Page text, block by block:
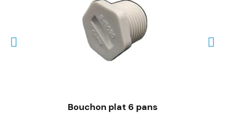
Bouchon plat 6 pans